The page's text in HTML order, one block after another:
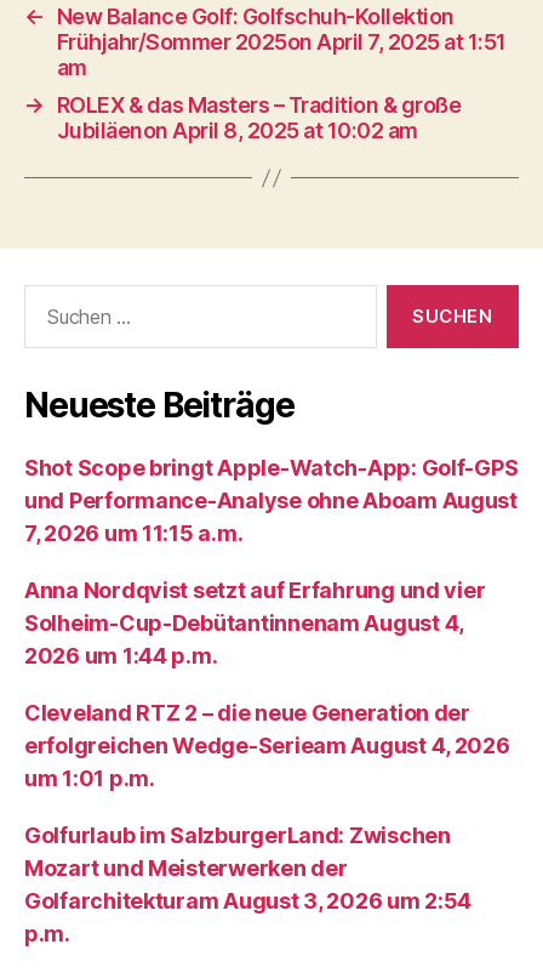
←
New Balance Golf: Golfschuh-Kollektion
Frühjahr/Sommer 2025on April 7, 2025 at 1:51
am
→
ROLEX & das Masters – Tradition & große
Jubiläenon April 8, 2025 at 10:02 am
nach:
Neueste Beiträge
Shot Scope bringt Apple-Watch-App: Golf-GPS
und Performance-Analyse ohne Aboam August
7, 2026 um 11:15 a.m.
Anna Nordqvist setzt auf Erfahrung und vier
Solheim-Cup-Debütantinnenam August 4,
2026 um 1:44 p.m.
Cleveland RTZ 2 – die neue Generation der
erfolgreichen Wedge-Serieam August 4, 2026
um 1:01 p.m.
Golfurlaub im SalzburgerLand: Zwischen
Mozart und Meisterwerken der
Golfarchitekturam August 3, 2026 um 2:54
p.m.